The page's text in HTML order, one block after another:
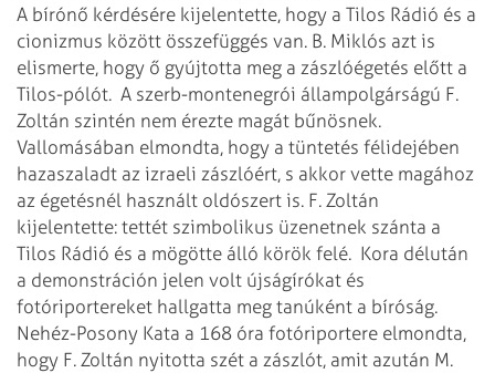
A bírónő kérdésére kijelentette, hogy a Tilos Rádió és a
cionizmus között összefüggés van. B. Miklós azt is
elismerte, hogy ő gyújtotta meg a zászlóégetés előtt a
Tilos-pólót. A szerb-montenegrói állampolgárságú F.
Zoltán szintén nem érezte magát bűnösnek.
Vallomásában elmondta, hogy a tüntetés félidejében
hazaszaladt az izraeli zászlóért, s akkor vette magához
az égetésnél használt oldószert is. F. Zoltán
kijelentette: tettét szimbolikus üzenetnek szánta a
Tilos Rádió és a mögötte álló körök felé. Kora délután
a demonstráción jelen volt újságírókat és
fotóriportereket hallgatta meg tanúként a bíróság.
Nehéz-Posony Kata a 168 óra fotóriportere elmondta,
hogy F. Zoltán nyitotta szét a zászlót, amit azután M.